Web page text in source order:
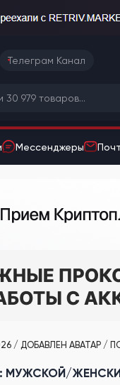
Телеграм Канал
Мессенджеры
/ ДОБАВЛЕН АВАТАР /
ЖЕНСКИЙ